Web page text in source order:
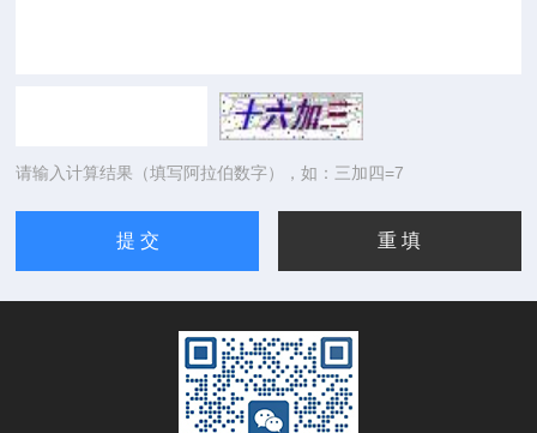
请输入计算结果（填写阿拉伯数字），如：三加四=7